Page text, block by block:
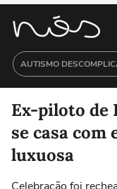
AUTISMO
Ex-piloto de
se casa
luxuosa